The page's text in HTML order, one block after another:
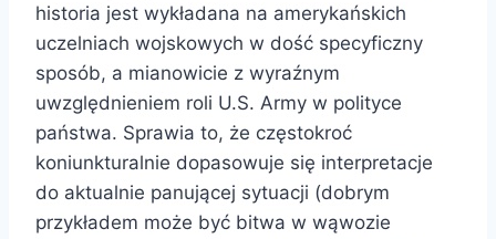
historia jest wykładana na amerykańskich
uczelniach wojskowych w dość specyficzny
sposób, a mianowicie z wyraźnym
uwzględnieniem roli U.S. Army w polityce
państwa. Sprawia to, że częstokroć
koniunkturalnie dopasowuje się interpretacje
do aktualnie panującej sytuacji (dobrym
przykładem może być bitwa w wąwozie